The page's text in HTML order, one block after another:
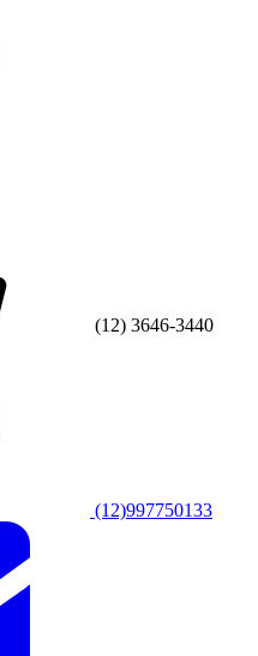
(12) 3646-3440
(12)997750133